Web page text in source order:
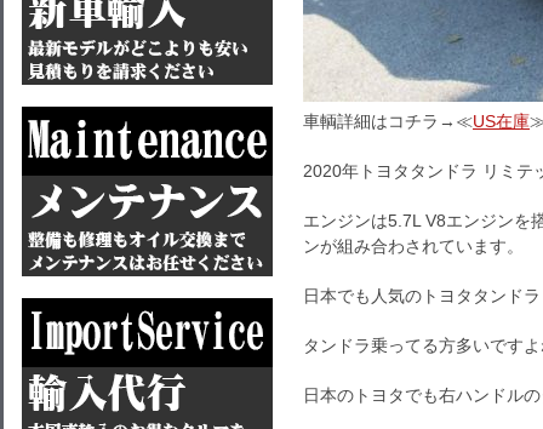
車輌詳細はコチラ→≪US在庫
2020年トヨタタンドラ リミテ
エンジンは5.7L V8エンジンを
ンが組み合わされています。
日本でも人気のトヨタタンド
タンドラ乗ってる方多いです
日本のトヨタでも右ハンドル